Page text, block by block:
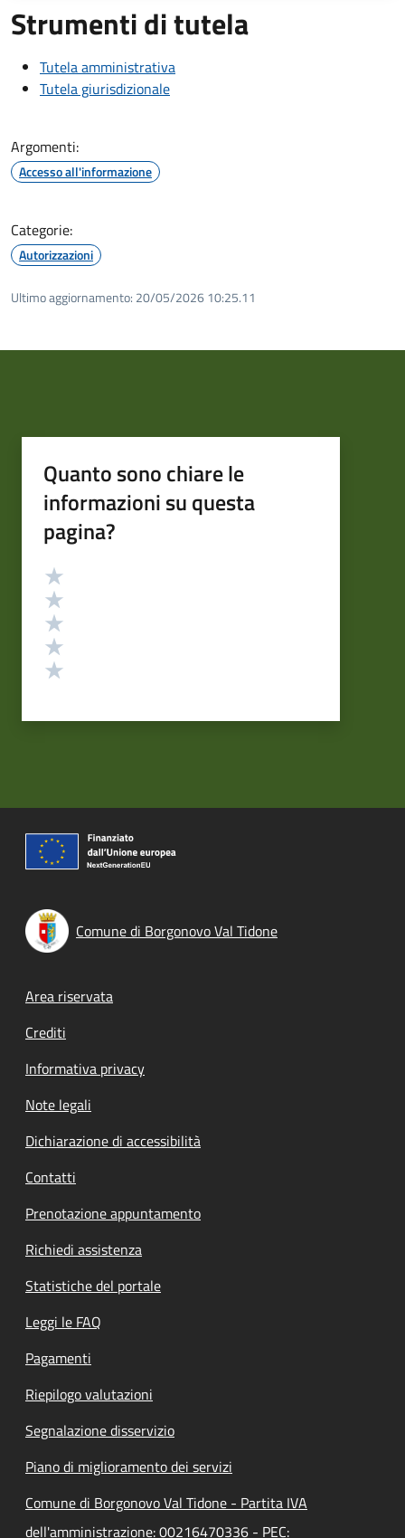
Strumenti di tutela
Tutela amministrativa
Tutela giurisdizionale
Argomenti:
Accesso all'informazione
Categorie:
Autorizzazioni
Ultimo aggiornamento: 20/05/2026 10:25.11
Quanto sono chiare le
informazioni su questa
pagina?
Valutazione
Comune di Borgonovo Val Tidone
Footer menu
Area riservata
Crediti
Informativa privacy
Note legali
Dichiarazione di accessibilità
Contatti
Prenotazione appuntamento
Richiedi assistenza
Statistiche del portale
Leggi le FAQ
Pagamenti
Riepilogo valutazioni
Segnalazione disservizio
Piano di miglioramento dei servizi
Comune di Borgonovo Val Tidone - Partita IVA
dell'amministrazione: 00216470336 - PEC: